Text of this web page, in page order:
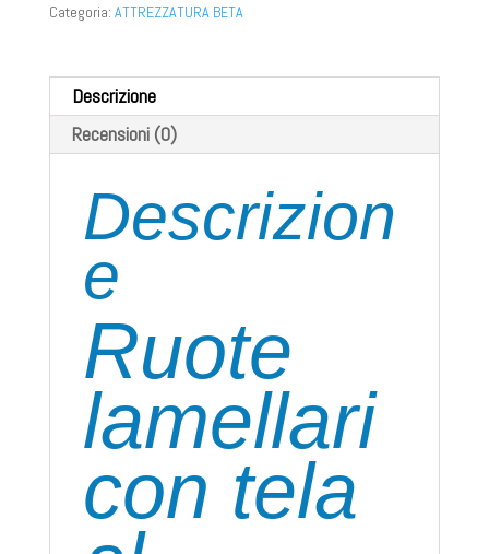
Categoria: ATTREZZATURA BETA
Descrizione
Recensioni (0)
Descrizion
e
Ruote
lamellari
con tela